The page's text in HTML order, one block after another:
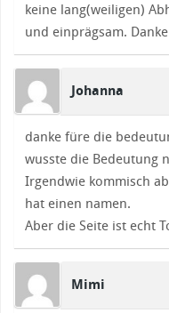
keine lang(weiligen)
und einprägsam.
Johanna
danke füre die
wusste die Bedeutung
Irgendwie kommisch
hat einen namen.
Aber die Seite ist echt
Mimi